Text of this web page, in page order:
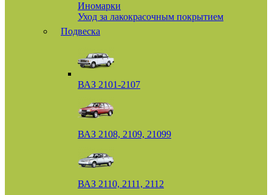
Иномарки
Уход за лакокрасочным покрытием
Подвеска
ВАЗ 2101-2107
ВАЗ 2108, 2109, 21099
ВАЗ 2110, 2111, 2112